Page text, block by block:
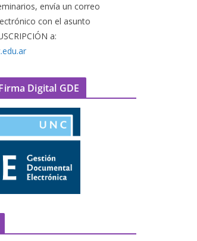
envía un correo
con el asunto
a:
Digital GDE